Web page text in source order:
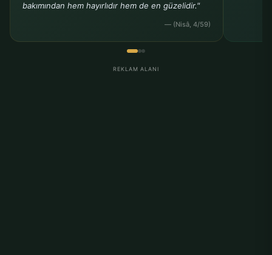
bakımından hem hayırlıdır hem de en güzelidir."
— (Nisâ, 4/59)
REKLAM ALANI